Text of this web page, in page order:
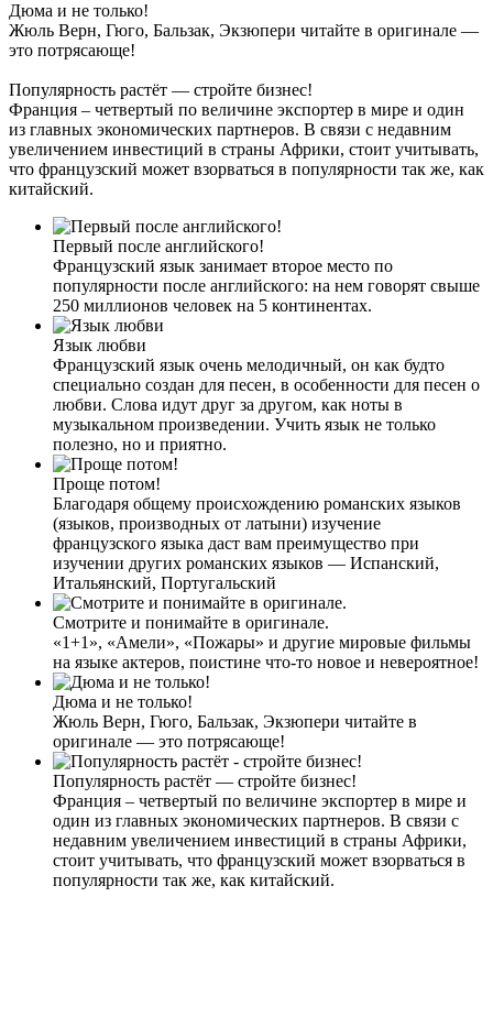
Дюма и не только!
Жюль Верн, Гюго, Бальзак, Экзюпери читайте в оригинале —
это потрясающе!
Популярность растёт — стройте бизнес!
Франция – четвертый по величине экспортер в мире и один
из главных экономических партнеров. В связи с недавним
увеличением инвестиций в страны Африки, стоит учитывать,
что французский может взорваться в популярности так же, как
китайский.
Первый после английского!
Французский язык занимает второе место по
популярности после английского: на нем говорят свыше
250 миллионов человек на 5 континентах.
Язык любви
Французский язык очень мелодичный, он как будто
специально создан для песен, в особенности для песен о
любви. Слова идут друг за другом, как ноты в
музыкальном произведении. Учить язык не только
полезно, но и приятно.
Проще потом!
Благодаря общему происхождению романских языков
(языков, производных от латыни) изучение
французского языка даст вам преимущество при
изучении других романских языков — Испанский,
Итальянский, Португальский
Смотрите и понимайте в оригинале.
«1+1», «Амели», «Пожары» и другие мировые фильмы
на языке актеров, поистине что-то новое и невероятное!
Дюма и не только!
Жюль Верн, Гюго, Бальзак, Экзюпери читайте в
оригинале — это потрясающе!
Популярность растёт — стройте бизнес!
Франция – четвертый по величине экспортер в мире и
один из главных экономических партнеров. В связи с
недавним увеличением инвестиций в страны Африки,
стоит учитывать, что французский может взорваться в
популярности так же, как китайский.